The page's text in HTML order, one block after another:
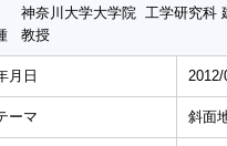
神奈川大学大学院 工学研究科
教授
月日 2012/
ーマ 斜面